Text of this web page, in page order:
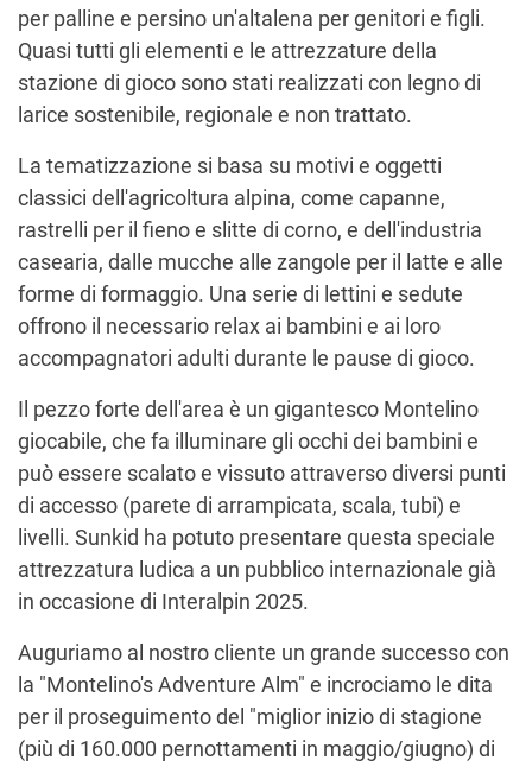
per palline e persino un'altalena per genitori e figli.
Quasi tutti gli elementi e le attrezzature della
stazione di gioco sono stati realizzati con legno di
larice sostenibile, regionale e non trattato.
La tematizzazione si basa su motivi e oggetti
classici dell'agricoltura alpina, come capanne,
rastrelli per il fieno e slitte di corno, e dell'industria
casearia, dalle mucche alle zangole per il latte e alle
forme di formaggio. Una serie di lettini e sedute
offrono il necessario relax ai bambini e ai loro
accompagnatori adulti durante le pause di gioco.
Il pezzo forte dell'area è un gigantesco Montelino
giocabile, che fa illuminare gli occhi dei bambini e
può essere scalato e vissuto attraverso diversi punti
di accesso (parete di arrampicata, scala, tubi) e
livelli. Sunkid ha potuto presentare questa speciale
attrezzatura ludica a un pubblico internazionale già
in occasione di Interalpin 2025.
Auguriamo al nostro cliente un grande successo con
la "Montelino's Adventure Alm" e incrociamo le dita
per il proseguimento del "miglior inizio di stagione
(più di 160.000 pernottamenti in maggio/giugno) di